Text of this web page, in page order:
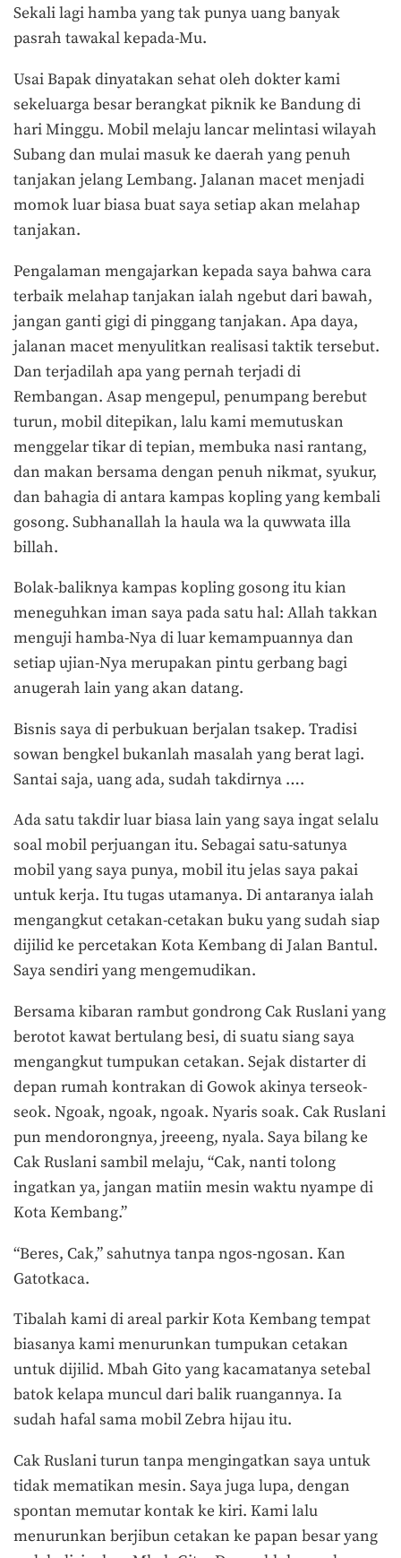
Sekali lagi hamba yang tak punya uang banyak
pasrah tawakal kepada-Mu.
Usai Bapak dinyatakan sehat oleh dokter kami
sekeluarga besar berangkat piknik ke Bandung di
hari Minggu. Mobil melaju lancar melintasi wilayah
Subang dan mulai masuk ke daerah yang penuh
tanjakan jelang Lembang. Jalanan macet menjadi
momok luar biasa buat saya setiap akan melahap
tanjakan.
Pengalaman mengajarkan kepada saya bahwa cara
terbaik melahap tanjakan ialah ngebut dari bawah,
jangan ganti gigi di pinggang tanjakan. Apa daya,
jalanan macet menyulitkan realisasi taktik tersebut.
Dan terjadilah apa yang pernah terjadi di
Rembangan. Asap mengepul, penumpang berebut
turun, mobil ditepikan, lalu kami memutuskan
menggelar tikar di tepian, membuka nasi rantang,
dan makan bersama dengan penuh nikmat, syukur,
dan bahagia di antara kampas kopling yang kembali
gosong. Subhanallah la haula wa la quwwata illa
billah.
Bolak-baliknya kampas kopling gosong itu kian
meneguhkan iman saya pada satu hal: Allah takkan
menguji hamba-Nya di luar kemampuannya dan
setiap ujian-Nya merupakan pintu gerbang bagi
anugerah lain yang akan datang.
Bisnis saya di perbukuan berjalan tsakep. Tradisi
sowan bengkel bukanlah masalah yang berat lagi.
Santai saja, uang ada, sudah takdirnya ….
Ada satu takdir luar biasa lain yang saya ingat selalu
soal mobil perjuangan itu. Sebagai satu-satunya
mobil yang saya punya, mobil itu jelas saya pakai
untuk kerja. Itu tugas utamanya. Di antaranya ialah
mengangkut cetakan-cetakan buku yang sudah siap
dijilid ke percetakan Kota Kembang di Jalan Bantul.
Saya sendiri yang mengemudikan.
Bersama kibaran rambut gondrong Cak Ruslani yang
berotot kawat bertulang besi, di suatu siang saya
mengangkut tumpukan cetakan. Sejak distarter di
depan rumah kontrakan di Gowok akinya terseok-
seok. Ngoak, ngoak, ngoak. Nyaris soak. Cak Ruslani
pun mendorongnya, jreeeng, nyala. Saya bilang ke
Cak Ruslani sambil melaju, “Cak, nanti tolong
ingatkan ya, jangan matiin mesin waktu nyampe di
Kota Kembang.”
“Beres, Cak,” sahutnya tanpa ngos-ngosan. Kan
Gatotkaca.
Tibalah kami di areal parkir Kota Kembang tempat
biasanya kami menurunkan tumpukan cetakan
untuk dijilid. Mbah Gito yang kacamatanya setebal
batok kelapa muncul dari balik ruangannya. Ia
sudah hafal sama mobil Zebra hijau itu.
Cak Ruslani turun tanpa mengingatkan saya untuk
tidak mematikan mesin. Saya juga lupa, dengan
spontan memutar kontak ke kiri. Kami lalu
menurunkan berjibun cetakan ke papan besar yang